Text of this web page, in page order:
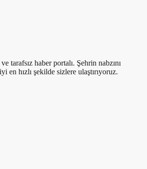
tarafsız haber portalı. Şehrin nabzını
en hızlı şekilde sizlere ulaştırıyoruz.